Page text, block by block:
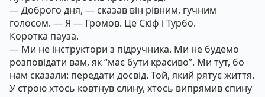
— Доброго дня, — сказав він рівним, гучним
голосом. — Я — Громов. Це Скіф і Турбо.
Коротка пауза.
— Ми не інструктори з підручника. Ми не будемо
розповідати вам, як “має бути красиво”. Ми тут, бо
нам сказали: передати досвід. Той, який рятує життя.
У строю хтось ковтнув слину, хтось випрямив спину